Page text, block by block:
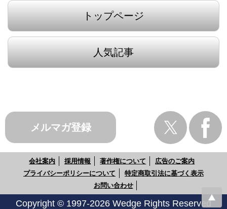
トップページ
人気記事
メルマガ登録
会社案内 採用情報 著作権について
広告のご案内
プライバシーポリシーについて
特定商取引法に基づく表示
お問い合わせ
Copyright © 1997-2026 Wedge Rights Reserved